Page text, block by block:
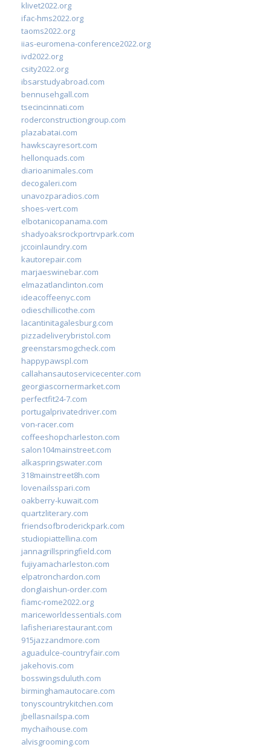
klivet2022.org
ifac-hms2022.org
taoms2022.org
iias-euromena-conference2022.org
ivd2022.org
csity2022.org
ibsarstudyabroad.com
bennusehgall.com
tsecincinnati.com
roderconstructiongroup.com
plazabatai.com
hawkscayresort.com
hellonquads.com
diarioanimales.com
decogaleri.com
unavozparadios.com
shoes-vert.com
elbotanicopanama.com
shadyoaksrockportrvpark.com
jccoinlaundry.com
kautorepair.com
marjaeswinebar.com
elmazatlanclinton.com
ideacoffeenyc.com
odieschillicothe.com
lacantinitagalesburg.com
pizzadeliverybristol.com
greenstarsmogcheck.com
happypawspl.com
callahansautoservicecenter.com
georgiascornermarket.com
perfectfit24-7.com
portugalprivatedriver.com
von-racer.com
coffeeshopcharleston.com
salon104mainstreet.com
alkaspringswater.com
318mainstreet8h.com
lovenailsspari.com
oakberry-kuwait.com
quartzliterary.com
friendsofbroderickpark.com
studiopiattellina.com
jannagrillspringfield.com
fujiyamacharleston.com
elpatronchardon.com
donglaishun-order.com
fiamc-rome2022.org
mariceworldessentials.com
lafisheriarestaurant.com
915jazzandmore.com
aguadulce-countryfair.com
jakehovis.com
bosswingsduluth.com
birminghamautocare.com
tonyscountrykitchen.com
jbellasnailspa.com
mychaihouse.com
alvisgrooming.com